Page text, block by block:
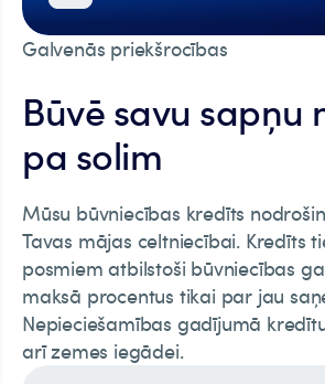
Galvenās priekšrocības
Būvē savu sapņu
pa solim
Mūsu būvniecības kredīts
Tavas mājas celtniecībai. Kredīts
posmiem atbilstoši būvniecības
maksā procentus tikai par jau
Nepieciešamības gadījumā
arī zemes iegādei.